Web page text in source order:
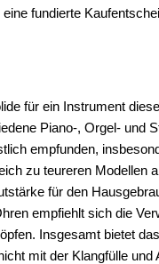
fundierte
für ein Instrument
Piano-, Orgel- und
empfunden,
zu teureren Modellen
für den
empfiehlt sich die
Insgesamt bietet
mit der Klangfülle